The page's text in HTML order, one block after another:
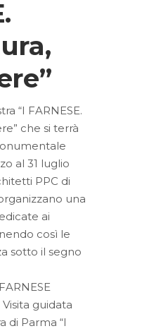
“I FARNESE.
che si terrà
al 31 luglio
PPC di
una
ai
così le
sotto il segno
guidata
di Parma “I